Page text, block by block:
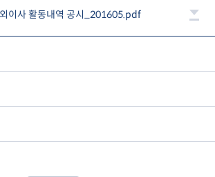
이사 활동내역 공시_201605.pdf